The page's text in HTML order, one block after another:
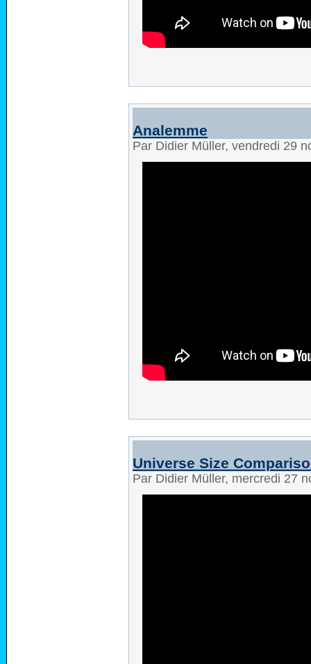
Analemme
Par Didier Müller, vendredi 29
Universe Size
Par Didier Müller, mercredi 27